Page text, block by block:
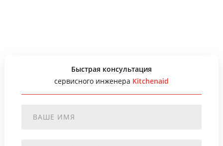
Быстрая консультация
сервисного инженера Kitchenaid